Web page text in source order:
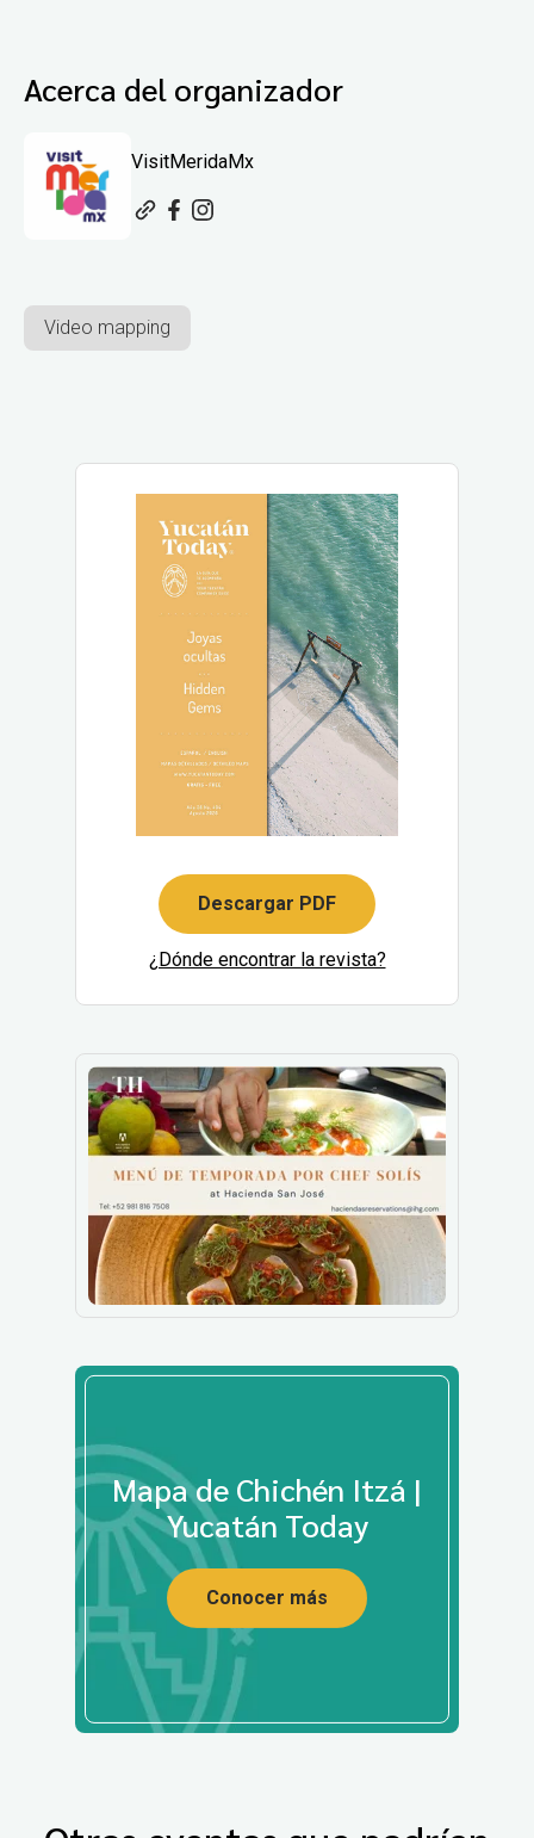
Acerca del organizador
VisitMeridaMx
Video mapping
Descargar PDF
¿Dónde encontrar la revista?
Mapa de Chichén Itzá |
Yucatán Today
Conocer más